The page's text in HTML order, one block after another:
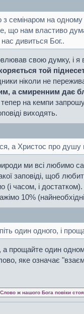
з семінаром на
що нам властиво
дивиться Бог..
свою думку, і я
той
ніколи не
а смиренним дає
на кемпи
виходять.
а Христос про
ми всі любимо
заповіді, щоб
(і часом, і
10%
один одного, і
прощайте один
яке означає
ж нашого Бога повіки